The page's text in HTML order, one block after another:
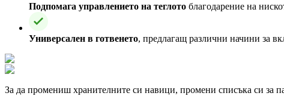
Подпомага управлението на теглото благодарение на
Универсален в готвенето, предлагащ различни начини за
За да промениш хранителните си навици, промени списъка си за